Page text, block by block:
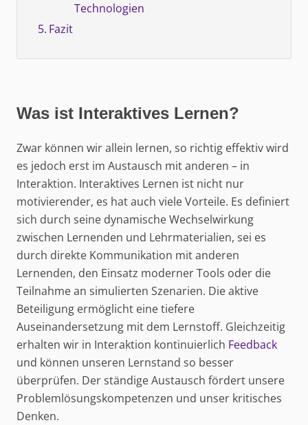
Technologien
Fazit
Was ist Interaktives Lernen?
Zwar können wir allein lernen, so richtig effektiv wird
es jedoch erst im Austausch mit anderen – in
Interaktion. Interaktives Lernen ist nicht nur
motivierender, es hat auch viele Vorteile. Es definiert
sich durch seine dynamische Wechselwirkung
zwischen Lernenden und Lehrmaterialien, sei es
durch direkte Kommunikation mit anderen
Lernenden, den Einsatz moderner Tools oder die
Teilnahme an simulierten Szenarien. Die aktive
Beteiligung ermöglicht eine tiefere
Auseinandersetzung mit dem Lernstoff. Gleichzeitig
erhalten wir in Interaktion kontinuierlich Feedback
und können unseren Lernstand so besser
überprüfen. Der ständige Austausch fördert unsere
Problemlösungskompetenzen und unser kritisches
Denken.